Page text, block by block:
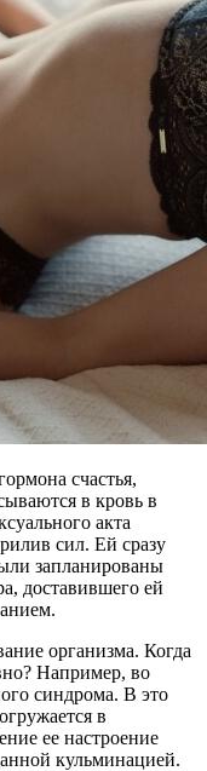
счастья,
в кровь в
акта
сил. Ей сразу
запланированы
доставившего ей
организма. Когда
Например, во
синдрома. В это
в
ее настроение
кульминацией.